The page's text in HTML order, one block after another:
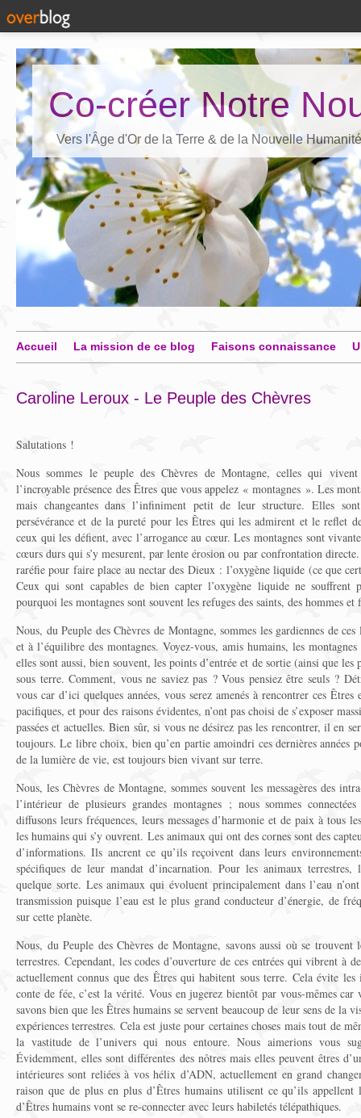
Co-créer Notre
Vers l'Âge d'Or de la Terre & de la Nouvelle Humanité
Accueil La mission de ce blog Faisons connaissance
Caroline Leroux - Le Peuple des Chèvres
Salutations !
Nous sommes le peuple des Chèvres de Montagne, celles qui
l’incroyable présence des Êtres que vous appelez « montagnes ». Les
mais changeantes dans l’infiniment petit de leur structure. Elles
persévérance et de la pureté pour les Êtres qui les admirent et le reflet
ceux qui les défient, avec l’arrogance au cœur. Les montagnes sont
cœurs durs qui s’y mesurent, par lente érosion ou par confrontation
raréfie pour faire place au nectar des Dieux : l’oxygène liquide (ce que
Ceux qui sont capables de bien capter l’oxygène liquide ne souffrent
pourquoi les montagnes sont souvent les refuges des saints, des hommes
Nous, du Peuple des Chèvres de Montagne, sommes les gardiennes de
et à l’équilibre des montagnes. Voyez-vous, amis humains, les
elles sont aussi, bien souvent, les points d’entrée et de sortie (ainsi que
sous terre. Comment, vous ne saviez pas ? Vous pensiez être seuls ?
vous car d’ici quelques années, vous serez amenés à rencontrer ces
pacifiques, et pour des raisons évidentes, n’ont pas choisi de s’exposer
passées et actuelles. Bien sûr, si vous ne désirez pas les rencontrer, il en
toujours. Le libre choix, bien qu’en partie amoindri ces dernières années
de la lumière de vie, est toujours bien vivant sur terre.
Nous, les Chèvres de Montagne, sommes souvent les messagères des
l’intérieur de plusieurs grandes montagnes ; nous sommes
diffusons leurs fréquences, leurs messages d’harmonie et de paix à tous
les humains qui s’y ouvrent. Les animaux qui ont des cornes sont des
d’informations. Ils ancrent ce qu’ils reçoivent dans leurs
spécifiques de leur mandat d’incarnation. Pour les animaux terrestres,
quelque sorte. Les animaux qui évoluent principalement dans l’eau
transmission puisque l’eau est le plus grand conducteur d’énergie, de
sur cette planète.
Nous, du Peuple des Chèvres de Montagne, savons aussi où se trouvent
terrestres. Cependant, les codes d’ouverture de ces entrées qui vibrent à
actuellement connus que des Êtres qui habitent sous terre. Cela évite
conte de fée, c’est la vérité. Vous en jugerez bientôt par vous-mêmes
savons bien que les Êtres humains se servent beaucoup de leur sens de la
expériences terrestres. Cela est juste pour certaines choses mais tout de
la vastitude de l’univers qui nous entoure. Nous aimerions vous
Évidemment, elles sont différentes des nôtres mais elles peuvent êtres
intérieures sont reliées à vos hélix d’ADN, actuellement en grand
raison que de plus en plus d’Êtres humains utilisent ce qu’ils
d’Êtres humains vont se re-connecter avec leurs habiletés télépathiques.